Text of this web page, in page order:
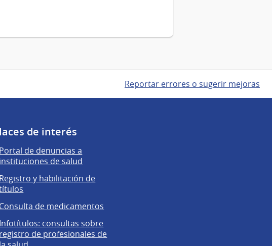
Reportar errores o sugerir mejoras
de interés
Portal de denuncias a
instituciones de salud
Registro y habilitación de
Consulta de medicamentos
Infotítulos: consultas sobre
registro de profesionales de